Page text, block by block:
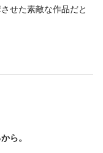
せた素敵な作品だと
ら。